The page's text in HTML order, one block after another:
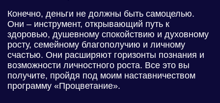
Конечно, деньги не должны быть самоцелью.
Они – инструмент, открывающий путь к
здоровью, душевному спокойствию и духовному
росту, семейному благополучию и личному
счастью. Они расширяют горизонты познания и
возможности личностного роста. Все это вы
получите, пройдя под моим наставничеством
программу «Процветание».